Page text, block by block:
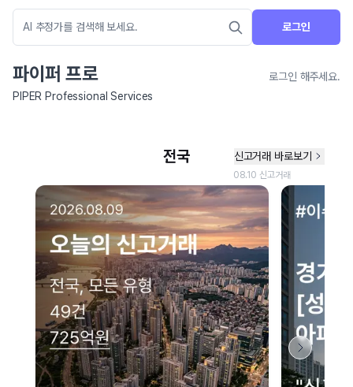
로그인
파이퍼 프로
로그인 해주세요.
PIPER Professional Services
네이버 지도 연결 안내
현재 네이버 지도 연결이 원활하지 않아 지도를 불러올 수 없습니다.
이용에 불편을 드려 죄송합니다.
다시 시도